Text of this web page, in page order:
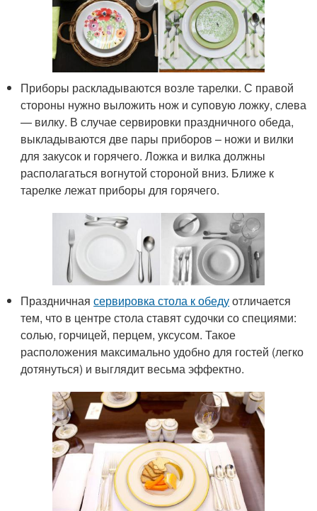
Приборы раскладываются возле тарелки. С правой
стороны нужно выложить нож и суповую ложку, слева
— вилку. В случае сервировки праздничного обеда,
выкладываются две пары приборов – ножи и вилки
для закусок и горячего. Ложка и вилка должны
располагаться вогнутой стороной вниз. Ближе к
тарелке лежат приборы для горячего.
Праздничнаясервировка стола к обедуотличается
тем, что в центре стола ставят судочки со специями:
солью, горчицей, перцем, уксусом. Такое
расположения максимально удобно для гостей (легко
дотянуться) и выглядит весьма эффектно.